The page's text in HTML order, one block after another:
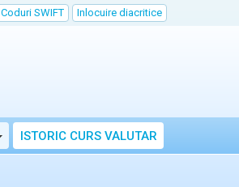
Coduri SWIFT Inlocuire diacritice
Toggle Dropdown
ISTORIC CURS VALUTAR